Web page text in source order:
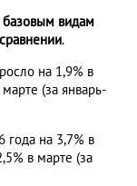
базовым видам
.
на 1,9% в
(за январь-
года на 3,7% в
в марте (за